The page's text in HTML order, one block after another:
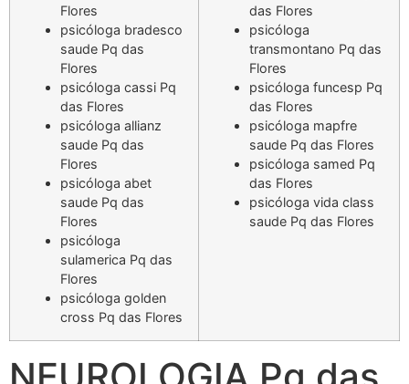
Flores
psicóloga bradesco
saude Pq das
Flores
psicóloga cassi Pq
das Flores
psicóloga allianz
saude Pq das
Flores
psicóloga abet
saude Pq das
Flores
psicóloga
sulamerica Pq das
Flores
psicóloga golden
cross Pq das Flores
das Flores
psicóloga
transmontano Pq das
Flores
psicóloga funcesp Pq
das Flores
psicóloga mapfre
saude Pq das Flores
psicóloga samed Pq
das Flores
psicóloga vida class
saude Pq das Flores